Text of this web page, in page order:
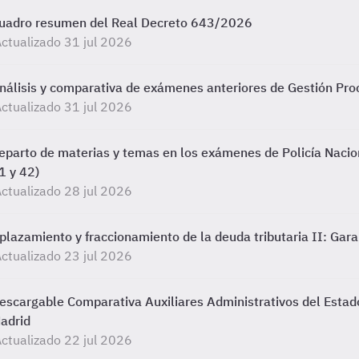
resumen del Real Decreto 643/2026
31 jul 2026
y comparativa de exámenes anteriores de Gestión
31 jul 2026
de materias y temas en los exámenes de Policía
y 42)
28 jul 2026
y fraccionamiento de la deuda tributaria II:
23 jul 2026
Comparativa Auxiliares Administrativos del
22 jul 2026